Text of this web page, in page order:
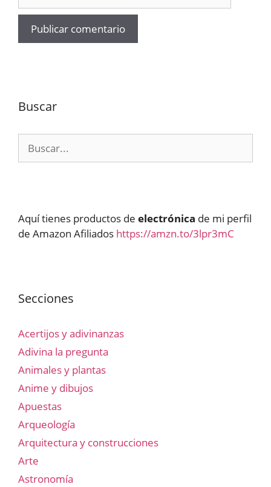
Buscar
Aquí tienes productos de electrónica de mi perfil
de Amazon Afiliados https://amzn.to/3lpr3mC
Secciones
Acertijos y adivinanzas
Adivina la pregunta
Animales y plantas
Anime y dibujos
Apuestas
Arqueología
Arquitectura y construcciones
Arte
Astronomía